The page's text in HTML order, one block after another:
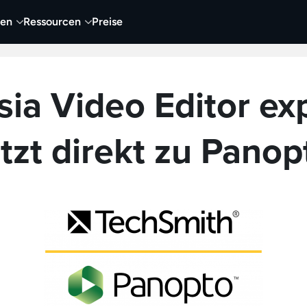
Ressourcen Preise
Video Editor
direkt zu